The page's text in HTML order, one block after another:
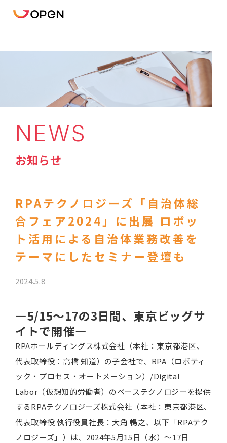
NEWS
お知らせ
RPAテクノロジーズ「自治体総
合フェア2024」に出展 ロボッ
ト活用による自治体業務改善を
テーマにしたセミナー登壇も
2024.5.8
―5/15～17の3日間、東京ビッグサ
イトで開催―
RPAホールディングス株式会社（本社：東京都港区、
代表取締役：高橋 知道）の子会社で、RPA（ロボティ
ック・プロセス・オートメーション）/Digital
Labor（仮想知的労働者）のベーステクノロジーを提供
するRPAテクノロジーズ株式会社（本社：東京都港区、
代表取締役 執行役員社長：大角 暢之、以下「RPAテク
ノロジーズ」）は、2024年5月15日（水）～17日